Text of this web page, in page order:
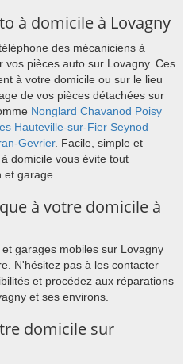
à domicile à Lovagny
des mécaniciens à
vos pièces auto sur Lovagny. Ces
à votre domicile ou sur le lieu
de vos pièces détachées sur
Nonglard Chavanod Poisy
Hauteville-sur-Fier Seynod
Gevrier. Facile, simple et
domicile vous évite tout
et garage.
à votre domicile à
garages mobiles sur Lovagny
N'hésitez pas à les contacter
et procédez aux réparations
et ses environs.
domicile sur